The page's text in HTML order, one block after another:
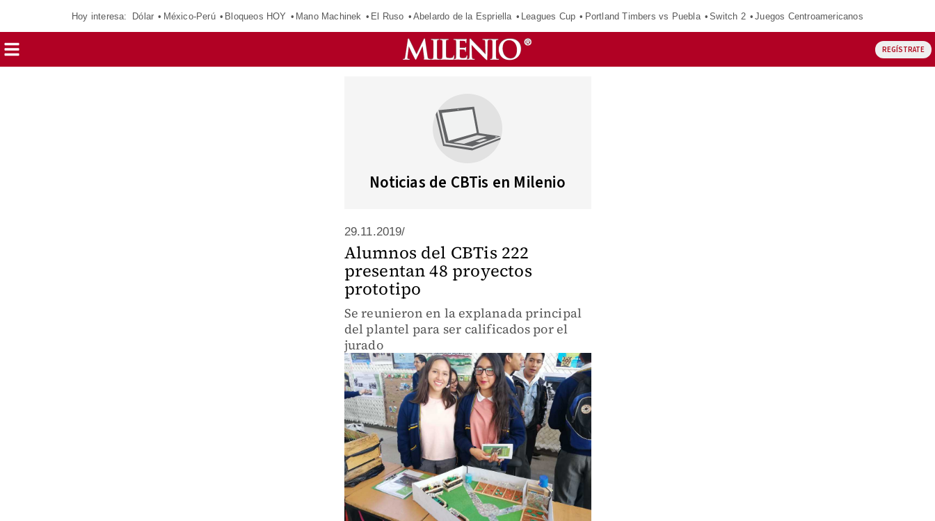
Hoy interesa: Dólar México-Perú Bloqueos HOY Mano Machinek El Ruso Abelardo de la Espriella Leagues Cup Portland Timbers vs Puebla Switch 2 Juegos Centroamericanos
REGÍSTRATE
Noticias de CBTis en Milenio
29.11.2019/
Alumnos del CBTis 222
presentan 48 proyectos
prototipo
Se reunieron en la explanada principal
del plantel para ser calificados por el
jurado